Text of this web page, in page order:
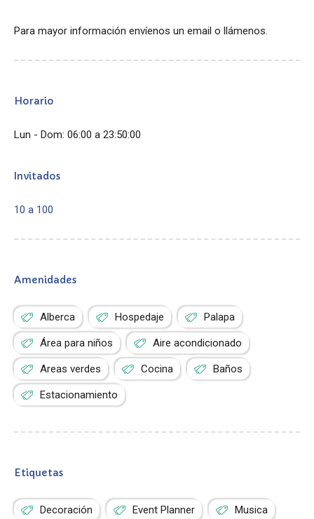
Para mayor información envíenos un email o llámenos.
Horario
Lun - Dom: 06:00 a 23:50:00
Invitados
10 a 100
Amenidades
Alberca Hospedaje Palapa
Área para niños Aire acondicionado
Areas verdes Cocina Baños
Estacionamiento
Etiquetas
Decoración Event Planner Musica